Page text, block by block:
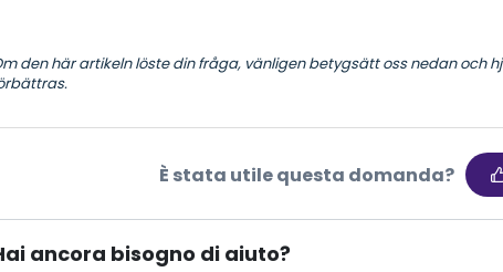
den här artikeln löste din fråga, vänligen betygsätt oss nedan och
È stata utile questa domanda?
ancora bisogno di aiuto?